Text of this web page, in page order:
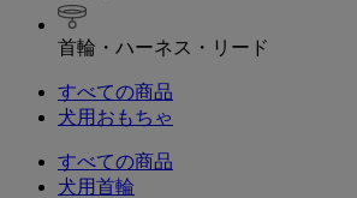
首輪・ハーネス・リード
すべての商品
犬用おもちゃ
すべての商品
犬用首輪